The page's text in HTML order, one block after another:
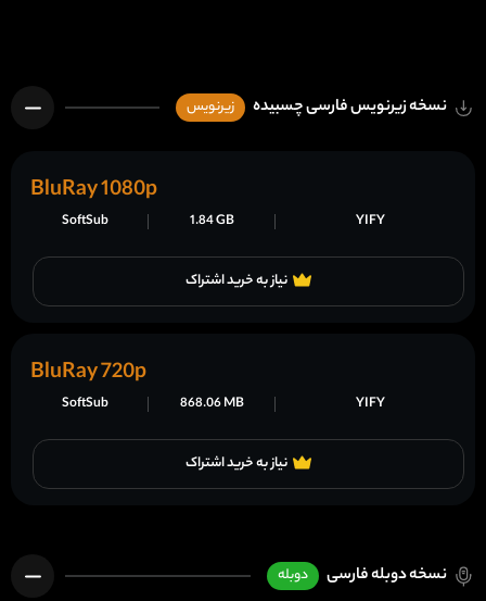
نسخه زیرنویس فارسی چسبیده زیرنویس
نیاز به خرید اشتراک
YIFY
1.84 GB
SoftSub
BluRay 1080p
نیاز به خرید اشتراک
YIFY
868.06 MB
SoftSub
BluRay 720p
نسخه دوبله فارسی دوبله